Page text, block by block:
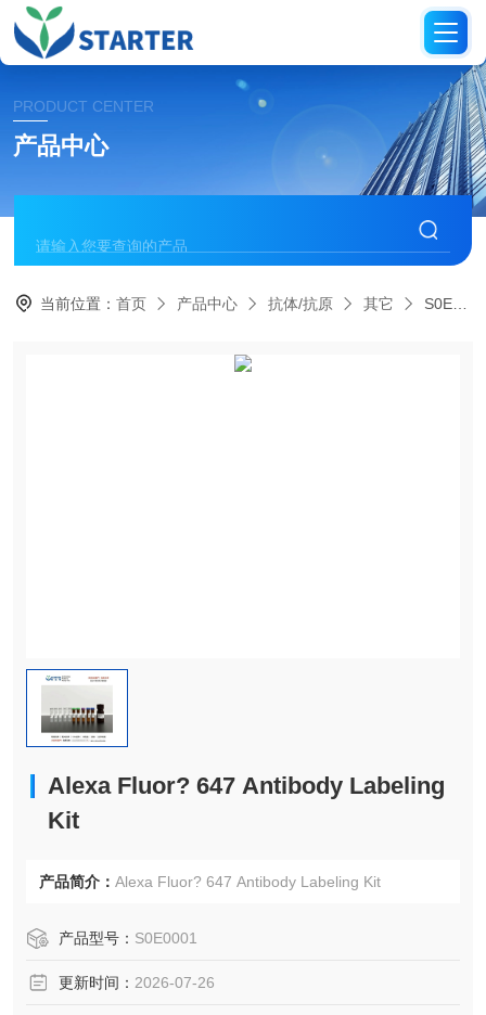
PRODUCT CENTER
产品中心
当前位置：首页 产品中心 抗体/抗原 其它 S0E0001Alexa Fluor? 647 Antibody Labeling Kit
Alexa Fluor? 647 Antibody Labeling
Kit
产品简介： Alexa Fluor? 647 Antibody Labeling Kit
产品型号： S0E0001
更新时间： 2026-07-26